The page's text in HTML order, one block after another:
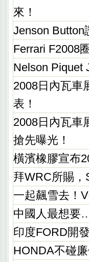
來！
Jenson Button
Ferrari F2008
Nelson Piquet
2008日內瓦車
表！
2008日內瓦車
搶先曝光！
橫濱橡膠宣布
拜WRC所賜
一起飆雪去！
中國人最想要
印度FORD開
HONDA不碰廉